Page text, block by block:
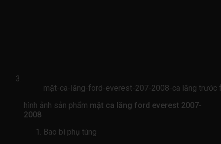
mặt-ca-lăng-ford-everest-207-2008-ca lăng trước
hình ảnh sản phẩm mặt ca lăng ford everest 2007-
2008
Bao bì phụ tùng